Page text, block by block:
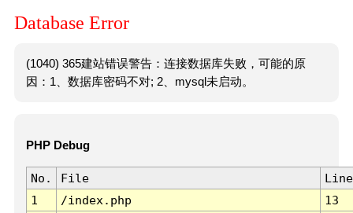
Database Error
(1040) 365建站错误警告：连接数据库失败，可能的原
因：1、数据库密码不对; 2、mysql未启动。
PHP Debug
No. File
Line
1
/index.php 13